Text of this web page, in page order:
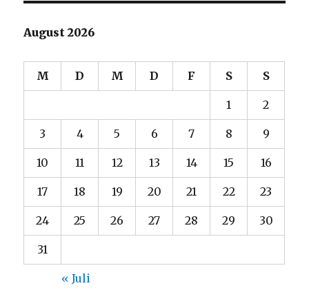
August 2026
M D M D F S S
1 2
3 4 5 6 7 8 9
10 11 12 13 14 15 16
17 18 19 20 21 22 23
24 25 26 27 28 29 30
31
« Juli